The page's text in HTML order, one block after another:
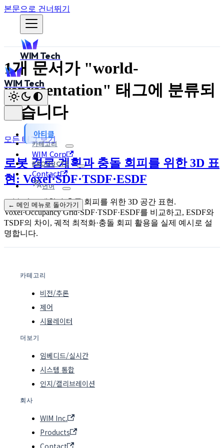
본문으로 건너뛰기
WIM Tech
WIM Tech
아티클
카테고리
WIM Corp
PRODUCTS
Contact
언어
← 메인 메뉴로 돌아가기
1개 문서가 "world-
representation" 태그에 분류되
었습니다
모든 태그 보기
로봇 경로 계획과 충돌 회피를 위한 3D 표
현: Voxel·SDF·TSDF·ESDF
로봇 경로 계획과 충돌 회피를 위한 3D 공간 표현.
Voxel·Occupancy Grid·SDF·TSDF·ESDF를 비교하고, ESDF와
TSDF의 차이, 궤적 최적화·충돌 회피 활용을 실제 예시로 설
명합니다.
카테고리
비전/추론
제어
시뮬레이터
더보기
임베디드/실시간
시스템 통합
인지/캘리브레이션
회사
WIM Inc.
Products
Contact